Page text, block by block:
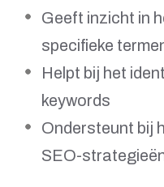
Geeft inzicht in
specifieke
Helpt bij het
keywords
Ondersteunt bij
SEO-